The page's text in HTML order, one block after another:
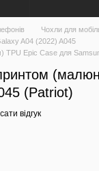
Чохли для
A04 (2022) A045
TPU Epic Case для
(Patriot)
відгук